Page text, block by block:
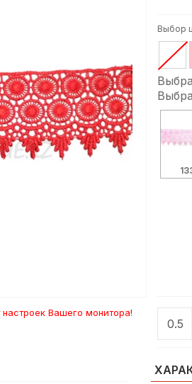
настроек Вашего монитора!
Выбор